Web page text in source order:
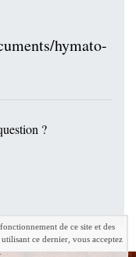
hymato-
?
de ce site et des
ce dernier, vous acceptez